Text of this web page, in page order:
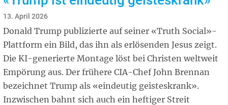
13. April 2026
Donald Trump publizierte auf seiner «Truth Social»-
Plattform ein Bild, das ihn als erlösenden Jesus zeigt.
Die KI-generierte Montage löst bei Christen weltweit
Empörung aus. Der frühere CIA-Chef John Brennan
bezeichnet Trump als «eindeutig geisteskrank».
Inzwischen bahnt sich auch ein heftiger Streit